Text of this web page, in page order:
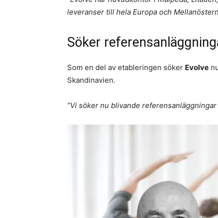
leveranser till hela Europa och
Söker
Som en del av etableringen söker Evolve
Skandinavien.
”Vi söker nu blivande